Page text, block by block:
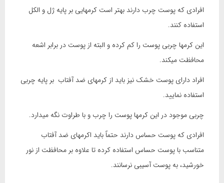
افرادی که پوست چرب دارند بهتر است کرمهایی بر پایه ژل و الکل
استفاده کنند.
این کرمها چربی پوست را کم کرده و البته از پوست در برابر اشعه
محافظت میکند.
افراد دارای پوست خشک نیز باید از کرمهای ضد آفتاب بر پایه چربی
استفاده نمایید.
چربی موجود در این کرمها پوست را چرب و با طراوت نگه میدارد.
افرادی که پوست حساس دارند حتماً باید اکرمهای ضد آفتاب
متناسب با پوست حساس استفاده کرده تا علاوه بر محافظت از نور
خورشید، به پوست آسیبی نرسانند.